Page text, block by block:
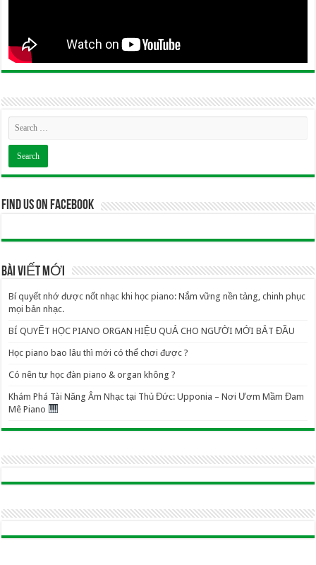
Find us on Facebook
BÀI VIẾT MỚI
Bí quyết nhớ được nốt nhạc khi học piano: Nắm vững nền tảng, chinh phục
mọi bản nhạc.
BÍ QUYẾT HỌC PIANO ORGAN HIỆU QUẢ CHO NGƯỜI MỚI BẮT ĐẦU
Học piano bao lâu thì mới có thể chơi được ?
Có nên tự học đàn piano & organ không ?
Khám Phá Tài Năng Âm Nhạc tại Thủ Đức: Upponia – Nơi Ươm Mầm Đam
Mê Piano